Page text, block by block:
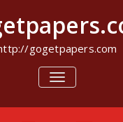
gogetpapers.com
ナ
ビ